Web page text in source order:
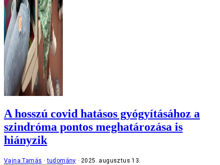
A hosszú covid hatásos gyógyításához a
szindróma pontos meghatározása is
hiányzik
Vajna Tamás tudomány 2025. augusztus 13.